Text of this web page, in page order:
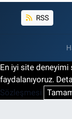
RSS
En iyi site
faydalanıyoruz.
Sözleşmesi